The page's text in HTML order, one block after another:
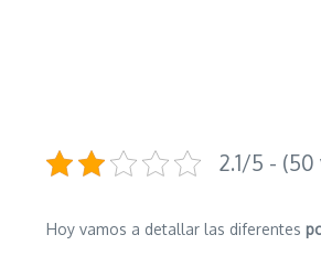
2.1/5 -
Hoy vamos a detallar las diferentes